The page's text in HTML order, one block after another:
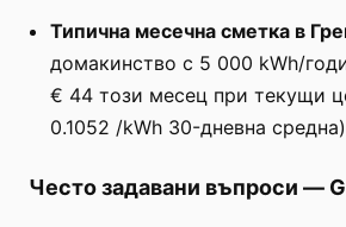
Типична месечна сметка в
домакинство с 5 000 kWh/
€ 44 този месец при текущи
0.1052 /kWh 30-дневна
Често задавани въпроси —